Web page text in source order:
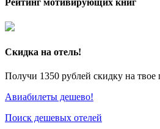
Рейтинг мотивирующих книг
Скидка на отель!
Получи 1350 рублей скидку на твое
Авиабилеты дешево!
Поиск дешевых отелей